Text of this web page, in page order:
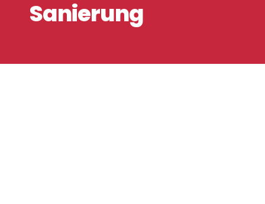
Sanierung